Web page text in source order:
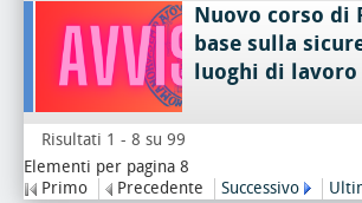
Nuovo corso di
base sulla
luoghi di lavoro
Risultati 1 - 8 su 99
Elementi per pagina 8
Primo
Precedente Successivo